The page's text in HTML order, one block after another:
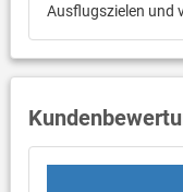
Ausflugszielen und